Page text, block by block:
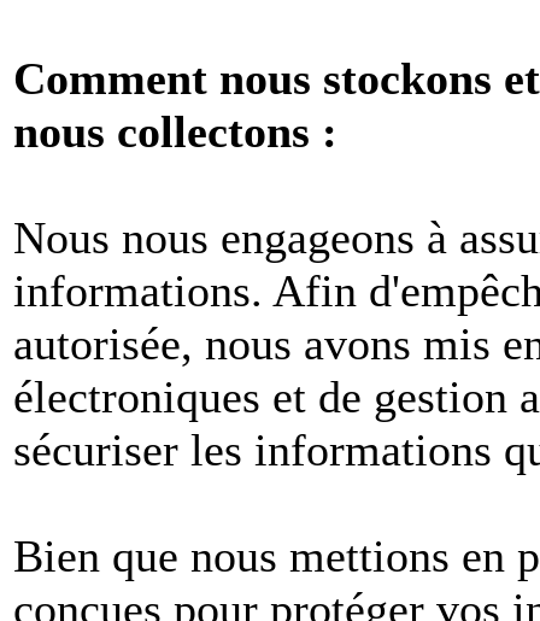
Comment nous stockons
nous collectons :
Nous nous engageons à
informations. Afin
autorisée, nous avons mis
électroniques et de gestion
sécuriser les informations
Bien que nous mettions en
conçues pour protéger vos